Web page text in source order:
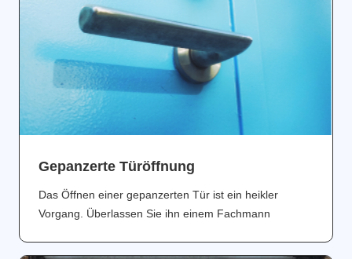
Gepanzerte Türöffnung
Das Öffnen einer gepanzerten Tür ist ein heikler
Vorgang. Überlassen Sie ihn einem Fachmann